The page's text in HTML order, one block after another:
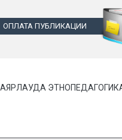
ОПЛАТА ПУБЛИКАЦИИ